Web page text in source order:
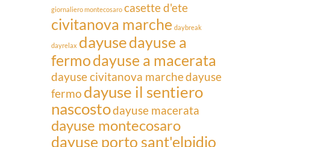
giornaliero montecosaro casette d'ete
civitanova marche daybreak
dayrelax dayusedayuse a
fermodayuse a macerata
dayuse civitanova marchedayuse
fermo dayuse il sentiero
nascostodayuse macerata
dayuse montecosaro
dayuse porto sant'elpidio